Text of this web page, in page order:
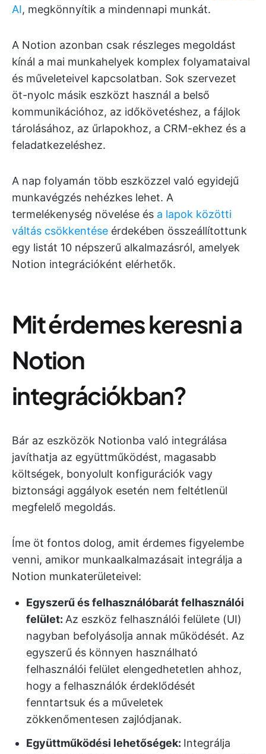
AI, megkönnyítik a mindennapi munkát.
A Notion azonban csak részleges megoldást
kínál a mai munkahelyek komplex folyamataival
és műveleteivel kapcsolatban. Sok szervezet
öt-nyolc másik eszközt használ a belső
kommunikációhoz, az időkövetéshez, a fájlok
tárolásához, az űrlapokhoz, a CRM-ekhez és a
feladatkezeléshez.
A nap folyamán több eszközzel való egyidejű
munkavégzés nehézkes lehet. A
termelékenység növelése és a lapok közötti
váltás csökkentése érdekében összeállítottunk
egy listát 10 népszerű alkalmazásról, amelyek
Notion integrációként elérhetők.
Mit érdemes keresni a
Notion
integrációkban?
Bár az eszközök Notionba való integrálása
javíthatja az együttműködést, magasabb
költségek, bonyolult konfigurációk vagy
biztonsági aggályok esetén nem feltétlenül
megfelelő megoldás.
Íme öt fontos dolog, amit érdemes figyelembe
venni, amikor munkaalkalmazásait integrálja a
Notion munkaterületeivel:
Egyszerű és felhasználóbarát felhasználói
felület: Az eszköz felhasználói felülete (UI)
nagyban befolyásolja annak működését. Az
egyszerű és könnyen használható
felhasználói felület elengedhetetlen ahhoz,
hogy a felhasználók érdeklődését
fenntartsuk és a műveletek
zökkenőmentesen zajlódjanak.
Együttműködési lehetőségek: Integrálja